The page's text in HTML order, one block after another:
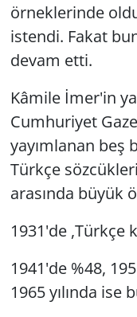
örneklerinde
istendi. Fakat
devam etti.
Kâmile İmer'in
Cumhuriyet
yayımlanan beş
Türkçe
arasında büyük
1931'de ,Türkçe
1941'de %48,
1965 yılında ise